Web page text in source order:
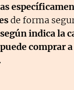
de forma
indica la
comprar